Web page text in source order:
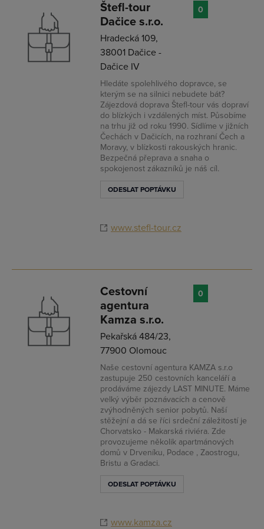
Štefl-tour
Dačice s.r.o.
Hradecká 109,
38001 Dačice -
Dačice IV
Hledáte spolehlivého dopravce, se
kterým se na silnici nebudete bát?
Zájezdová doprava Štefl-tour vás dopraví
do blízkých i vzdálených míst. Působíme
na trhu již od roku 1990. Sídlíme v jižních
Čechách v Dačicích, na rozhraní Čech a
Moravy, v blízkosti rakouských hranic.
Bezpečná přeprava a snaha o
spokojenost zákazníků je náš cíl.
ODESLAT POPTÁVKU
www.stefl-tour.cz
0
Cestovní
agentura
Kamza s.r.o.
Pekařská 484/23,
77900 Olomouc
Naše cestovní agentura KAMZA s.r.o
zastupuje 250 cestovních kanceláří a
prodáváme zájezdy LAST MINUTE. Máme
velký výběr poznávacích a cenově
zvýhodněných senior pobytů. Naší
stěžejní a dá se říci srdeční záležitostí je
Chorvatsko - Makarská riviéra. Zde
provozujeme několik apartmánových
domů v Drveníku, Podace , Zaostrogu,
Bristu a Gradaci.
ODESLAT POPTÁVKU
www.kamza.cz
0